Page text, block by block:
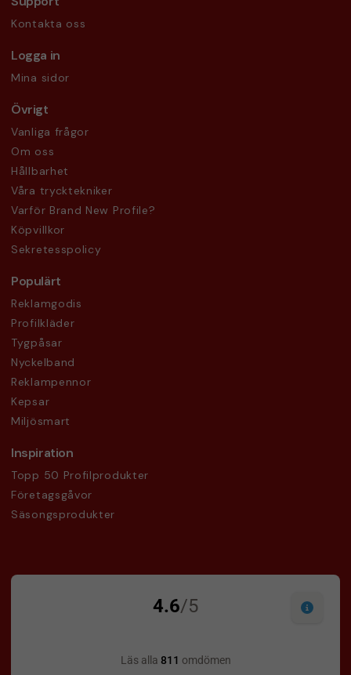
Kontakta oss
Logga in
Mina sidor
Övrigt
Vanliga frågor
Om oss
Hållbarhet
Våra trycktekniker
Varför Brand New Profile?
Köpvillkor
Sekretesspolicy
Populärt
Reklamgodis
Profilkläder
Tygpåsar
Nyckelband
Reklampennor
Kepsar
Miljösmart
Inspiration
Topp 50 Profilprodukter
Företagsgåvor
Säsongsprodukter